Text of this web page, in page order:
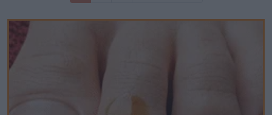
bemutatjuk azokat a híres Gézákat, akik örökre beírták
magukat a történelembe.